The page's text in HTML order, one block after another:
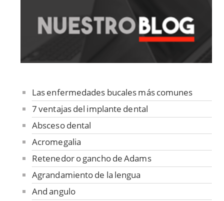
Las enfermedades bucales más comunes
7 ventajas del implante dental
Absceso dental
Acromegalia
Retenedor o gancho de Adams
Agrandamiento de la lengua
And angulo